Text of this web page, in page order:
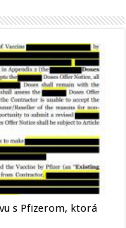
s Pfizerom, ktorá